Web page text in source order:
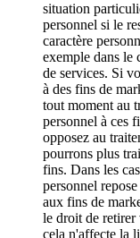
situation
personnel si le
caractère
exemple dans le
de services. Si
à des fins de
tout moment au
personnel à ces
opposez au
pourrons plus
fins. Dans les
personnel
aux fins de
le droit de retirer
cela n'affecte la